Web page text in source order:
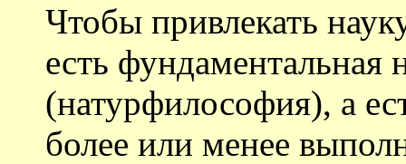
Чтобы привлекать
есть фундаментальная
(натурфилософия), а
более или менее